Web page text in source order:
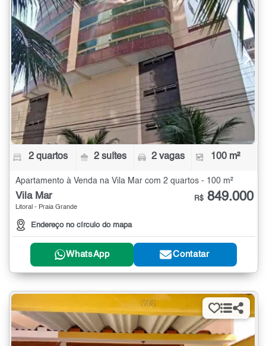
2 quartos 2 suítes 2 vagas 100 m²
Apartamento à Venda na Vila Mar com 2 quartos - 100 m²
Vila Mar
Litoral - Praia Grande
Endereço no círculo do mapa
R$ 849.000
WhatsApp Contatar